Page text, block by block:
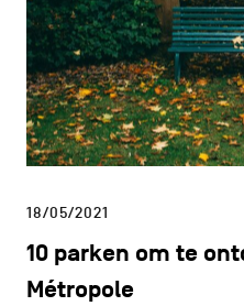
18/05/2021
10 parken om te
Métropole